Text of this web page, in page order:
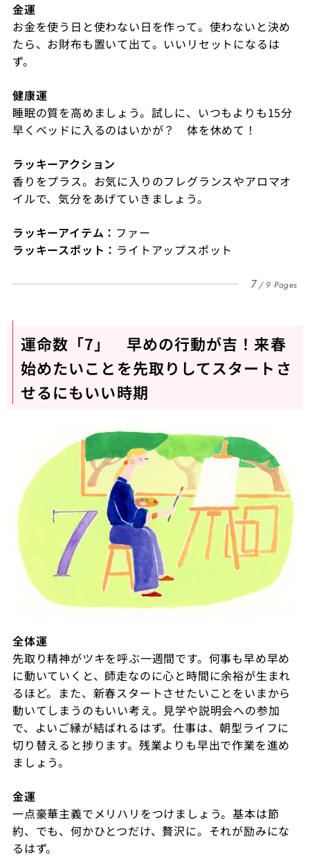
金運
お金を使う日と使わない日を作って。使わないと決め
たら、お財布も置いて出て。いいリセットになるは
ず。
健康運
睡眠の質を高めましょう。試しに、いつもよりも15分
早くベッドに入るのはいかが？ 体を休めて！
ラッキーアクション
香りをプラス。お気に入りのフレグランスやアロマオ
イルで、気分をあげていきましょう。
ラッキーアイテム： ファー
ラッキースポット： ライトアップスポット
7 9 Pages
運命数「7」 早めの行動が吉！来春
始めたいことを先取りしてスタートさ
せるにもいい時期
全体運
先取り精神がツキを呼ぶ一週間です。何事も早め早め
に動いていくと、師走なのに心と時間に余裕が生まれ
るほど。また、新春スタートさせたいことをいまから
動いてしまうのもいい考え。見学や説明会への参加
で、よいご縁が結ばれるはず。仕事は、朝型ライフに
切り替えると捗ります。残業よりも早出で作業を進め
ましょう。
金運
一点豪華主義でメリハリをつけましょう。基本は節
約、でも、何かひとつだけ、贅沢に。それが励みにな
るはず。